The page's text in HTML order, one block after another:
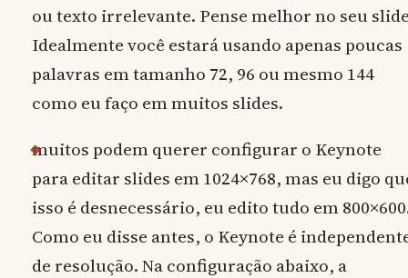
ou texto irrelevante. Pense melhor no seu
Idealmente você estará usando apenas poucas
palavras em tamanho 72, 96 ou mesmo 144
como eu faço em muitos slides.
muitos podem querer configurar o Keynote
para editar slides em 1024×768, mas eu digo
isso é desnecessário, eu edito tudo em
Como eu disse antes, o Keynote é
de resolução. Na configuração abaixo, a